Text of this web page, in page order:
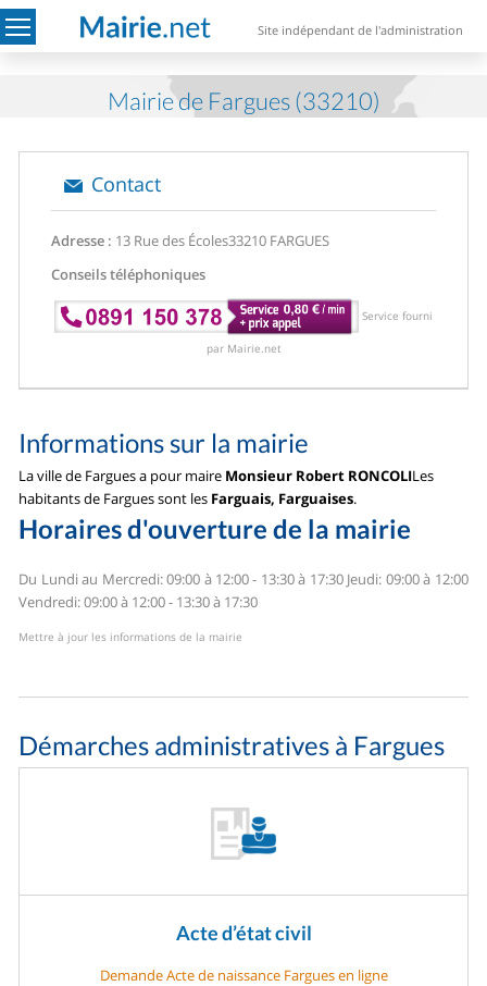
Site indépendant de l'administration
Mairie de Fargues (33210)
Contact
Adresse : 13 Rue des Écoles33210 FARGUES
Conseils téléphoniques
Service fourni
par Mairie.net
Informations sur la mairie
La ville de Fargues a pour maire Monsieur Robert RONCOLILes
habitants de Fargues sont les Farguais, Farguaises.
Horaires d'ouverture de la mairie
Du Lundi au Mercredi: 09:00 à 12:00 - 13:30 à 17:30Jeudi: 09:00 à 12:00
Vendredi: 09:00 à 12:00 - 13:30 à 17:30
Mettre à jour les informations de la mairie
Démarches administratives à Fargues
Acte d’état civil
Demande Acte de naissance Fargues en ligne